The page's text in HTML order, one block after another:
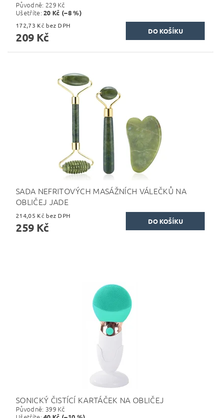
Původně: 229 Kč
Ušetříte:20 Kč (–8 %)
172,73 Kč bez DPH
209 Kč
SADA NEFRITOVÝCH MASÁŽNÍCH VÁLEČKŮ NA
OBLIČEJ JADE
214,05 Kč bez DPH
259 Kč
SONICKÝ ČISTÍCÍ KARTÁČEK NA OBLIČEJ
Původně: 399 Kč